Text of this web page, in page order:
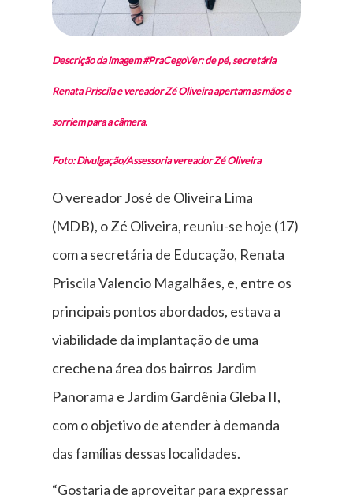
Descrição da imagem #PraCegoVer: de pé, secretária
Renata Priscila e vereador Zé Oliveira apertam as mãos e
sorriem para a câmera.
Foto: Divulgação/Assessoria vereador Zé Oliveira
O vereador José de Oliveira Lima
(MDB), o Zé Oliveira, reuniu-se hoje (17)
com a secretária de Educação, Renata
Priscila Valencio Magalhães, e, entre os
principais pontos abordados, estava a
viabilidade da implantação de uma
creche na área dos bairros Jardim
Panorama e Jardim Gardênia Gleba II,
com o objetivo de atender à demanda
das famílias dessas localidades.
“Gostaria de aproveitar para expressar